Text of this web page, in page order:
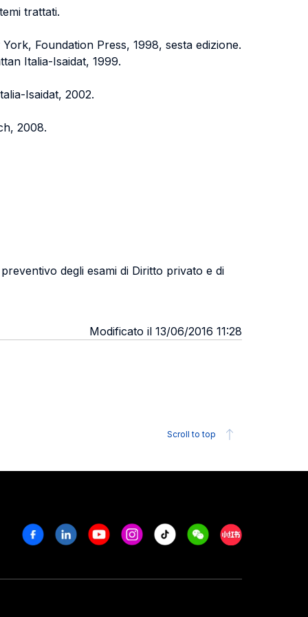
trattati.
Foundation Press, 1998, sesta edizione.
Italia-Isaidat, 1999.
Isaidat, 2002.
2008.
degli esami di Diritto privato e di
Modificato il 13/06/2016 11:28
Scroll to top
FacebookLinkedinYoutubeInstagram
Tiktok WeechatXiaohongshu/